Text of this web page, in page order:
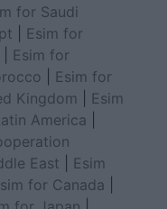
for Saudi
Esim for
Esim for
Esim for
Kingdom
Esim
America
East
Esim
for Canada